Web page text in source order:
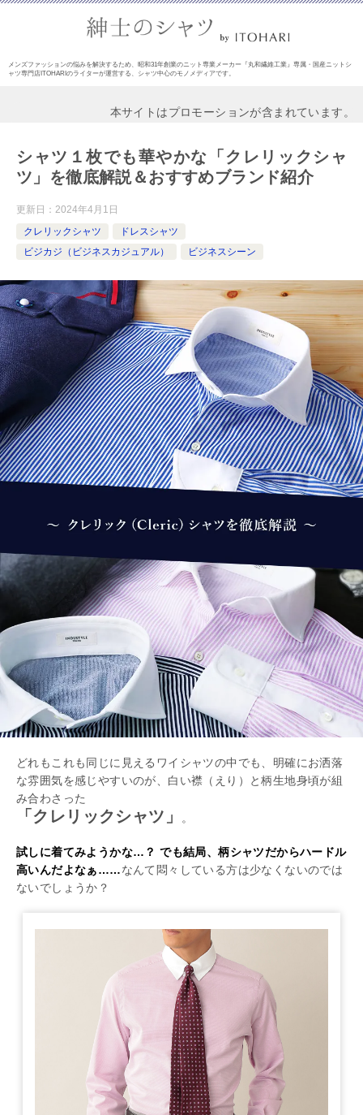
メンズファッションの悩みを解決するため、昭和31年創業のニット専業メーカー『丸和繊維工業』専属・国産ニットシ
ャツ専門店ITOHARIのライターが運営する、シャツ中心のモノメディアです。
本サイトはプロモーションが含まれています。
シャツ１枚でも華やかな「クレリックシャ
ツ」を徹底解説＆おすすめブランド紹介
更新日： 2024年4月1日
クレリックシャツ
ドレスシャツ
ビジカジ（ビジネスカジュアル）
ビジネスシーン
どれもこれも同じに見えるワイシャツの中でも、明確にお洒落
な雰囲気を感じやすいのが、白い襟（えり）と柄生地身頃が組
み合わさった
「クレリックシャツ」 。
試しに着てみようかな…？ でも結局、柄シャツだからハードル
高いんだよなぁ……なんて悶々している方は少なくないのでは
ないでしょうか？